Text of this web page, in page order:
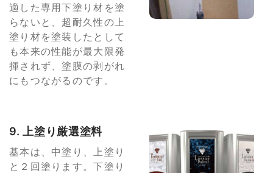
適した専用下塗り材を塗
らないと、超耐久性の上
塗り材を塗装したとして
も本来の性能が最大限発
揮されず、塗膜の剥がれ
にもつながるのです。
9. 上塗り厳選塗料
基本は、中塗り、上塗り
と２回塗ります。下塗り